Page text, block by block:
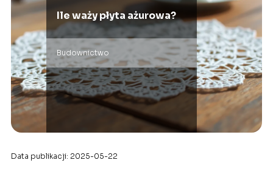
Ile waży płyta ażurowa?
Budownictwo
Data publikacji: 2025-05-22